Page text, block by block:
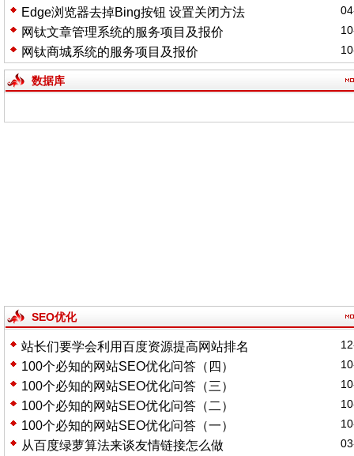
Edge浏览器去掉Bing按钮 设置关闭方法
网钛文章管理系统的服务项目及报价
网钛商城系统的服务项目及报价
数据库
SEO优化
站长们要学会利用百度资源提高网站排名
100个必知的网站SEO优化问答（四）
100个必知的网站SEO优化问答（三）
100个必知的网站SEO优化问答（二）
100个必知的网站SEO优化问答（一）
从百度绿萝算法来谈友情链接怎么做